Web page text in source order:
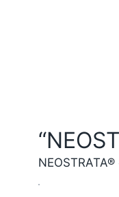
NEOSTRATA®